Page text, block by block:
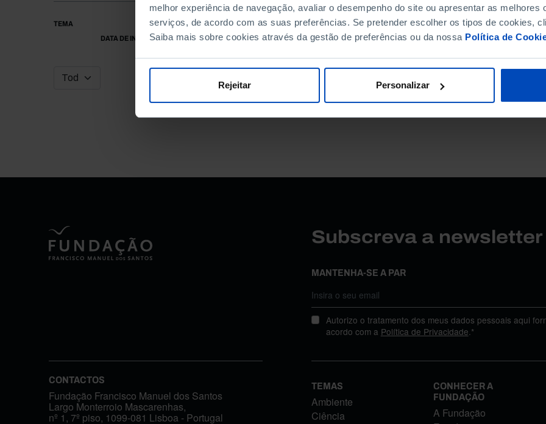
melhor experiência de navegação, avaliar o desempenho do site ou apresentar as melhores
serviços, de acordo com as suas preferências. Se pretender escolher os tipos de cookies,
Saiba mais sobre cookies através da gestão de preferências ou da nossa Política de
Rejeitar Personalizar
TEMA
DATA DE INÍCIO
DATA DE FIM
Subscreva a
MANTENHA-SE A PAR
Autorizo o tratamento dos meus dados pessoais aqui
acordo com a Política de Privacidade.*
CONTACTOS
Fundação Francisco Manuel dos Santos
Largo Monterroio Mascarenhas,
nº 1, 7º piso, 1099-081 Lisboa - Portugal
TEMAS
Ambiente
Ciência
CONHECER A
FUNDAÇÃO
A Fundação